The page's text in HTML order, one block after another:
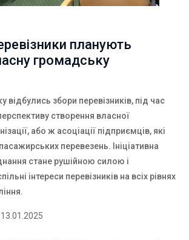
планують
громадську
відбулись збори перевізників, під час
створення власної
або ж асоціації підприємців, які
перевезень. Ініціативна
стане рушійною силою і
інтереси перевізників на всіх рівнях